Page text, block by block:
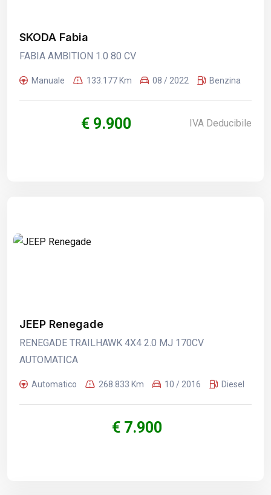
SKODA Fabia
FABIA AMBITION 1.0 80 CV
Manuale 133.177 Km 08 / 2022 Benzina
€ 9.900 IVA Deducibile
JEEP Renegade
RENEGADE TRAILHAWK 4X4 2.0 MJ 170CV
AUTOMATICA
Automatico 268.833 Km 10 / 2016 Diesel
€ 7.900